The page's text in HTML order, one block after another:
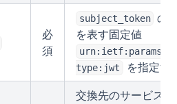
必
須
subject_token の
を表す固定値
type:jwt
を指定す
交換先のサービス